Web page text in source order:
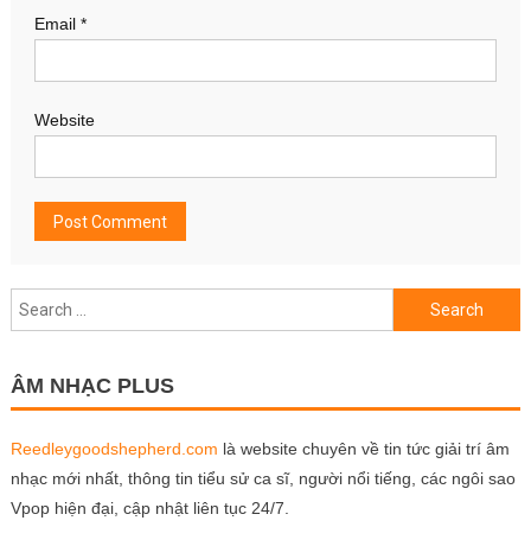
Email *
Website
Search
for:
ÂM NHẠC PLUS
Reedleygoodshepherd.com là website chuyên về tin tức giải trí âm
nhạc mới nhất, thông tin tiểu sử ca sĩ, người nổi tiếng, các ngôi sao
Vpop hiện đại, cập nhật liên tục 24/7.